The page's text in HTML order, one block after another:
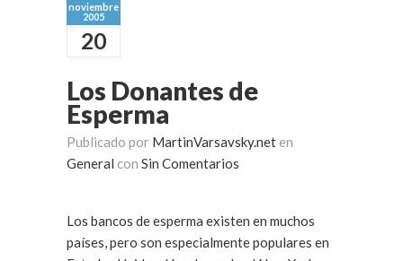
noviembre
2005
20
Los Donantes de
Esperma
Publicado por MartinVarsavsky.net en
General con Sin Comentarios
Los bancos de esperma existen en muchos
países, pero son especialmente populares en